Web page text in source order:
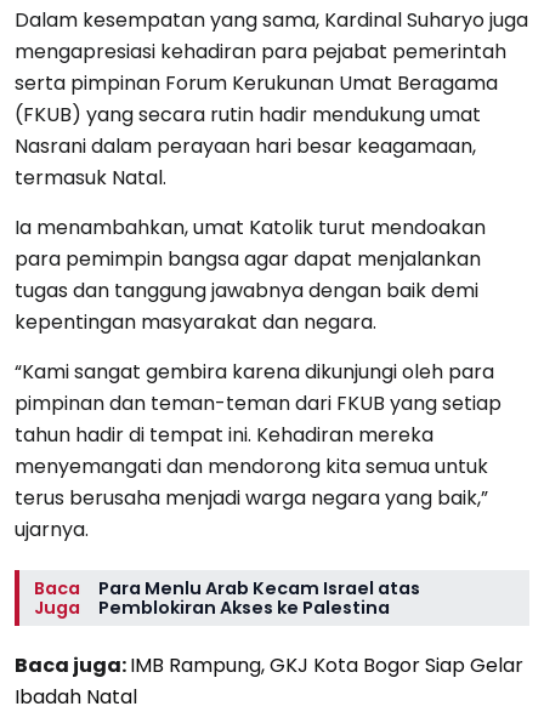
Dalam kesempatan yang sama, Kardinal Suharyo juga
mengapresiasi kehadiran para pejabat pemerintah
serta pimpinan Forum Kerukunan Umat Beragama
(FKUB) yang secara rutin hadir mendukung umat
Nasrani dalam perayaan hari besar keagamaan,
termasuk Natal.
Ia menambahkan, umat Katolik turut mendoakan
para pemimpin bangsa agar dapat menjalankan
tugas dan tanggung jawabnya dengan baik demi
kepentingan masyarakat dan negara.
“Kami sangat gembira karena dikunjungi oleh para
pimpinan dan teman-teman dari FKUB yang setiap
tahun hadir di tempat ini. Kehadiran mereka
menyemangati dan mendorong kita semua untuk
terus berusaha menjadi warga negara yang baik,”
ujarnya.
Baca
Juga
Para Menlu Arab Kecam Israel atas
Pemblokiran Akses ke Palestina
Baca juga:IMB Rampung, GKJ Kota Bogor Siap Gelar
Ibadah Natal